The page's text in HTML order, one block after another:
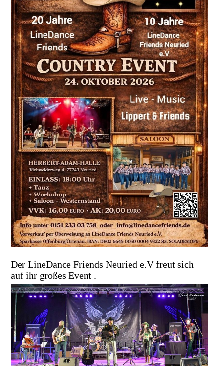
Der LineDance Friends Neuried e.V freut sich
auf ihr großes Event .